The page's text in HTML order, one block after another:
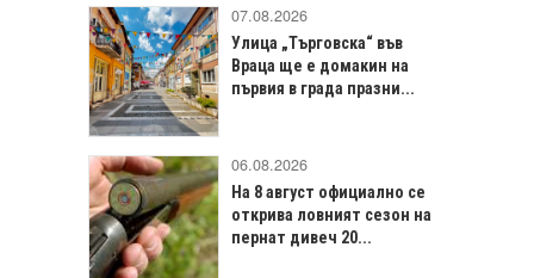
07.08.2026
Улица „Търговска“ във
Враца щe е домакин на
първия в града празни...
06.08.2026
На 8 август официално се
открива ловният сезон на
пернат дивеч 20...